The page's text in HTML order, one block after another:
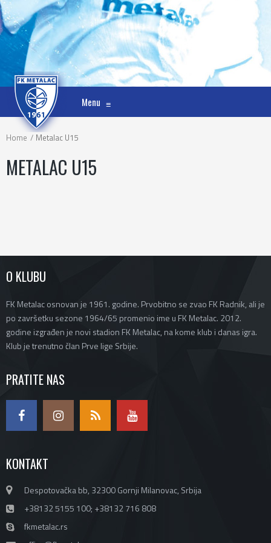
Menu ≡
Home Metalac U15
METALAC U15
O KLUBU
FK Metalac osnovan je 1961. godine. Prvobitno se zvao FK Radnik, ali je
po završetku sezone 1964/65 promenio ime u FK Metalac. 2012.
godine izgrađen je novi stadion FK Metalac, na kome klub i danas igra.
Klub je trenutno član Prve lige Srbije.
PRATITE NAS
KONTAKT
Despotovačka bb, 32300 Gornji Milanovac, Srbija
+38132 5155 100; +38132 716 808
fkmetalac.rs